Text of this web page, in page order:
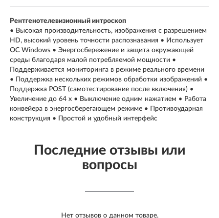
Рентгенотелевизионный интроскоп
• Высокая производительность, изображения с разрешением
HD, высокий уровень точности распознавания • Использует
ОС Windows • Энергосбережение и защита окружающей
среды благодаря малой потребляемой мощности •
Поддерживается мониторинга в режиме реального времени
• Поддержка нескольких режимов обработки изображений •
Поддержка POST (самотестирование после включения) •
Увеличение до 64 x • Выключение одним нажатием • Работа
конвейера в энергосберегающем режиме • Противоударная
конструкция • Простой и удобный интерфейс
Последние отзывы или
вопросы
Нет отзывов о данном товаре.